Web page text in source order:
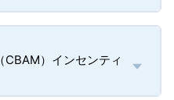
）インセンティ